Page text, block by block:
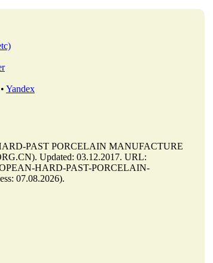
• Yandex
PAST PORCELAIN MANUFACTURE
Updated: 03.12.2017. URL:
HARD-PAST-PORCELAIN-
07.08.2026).